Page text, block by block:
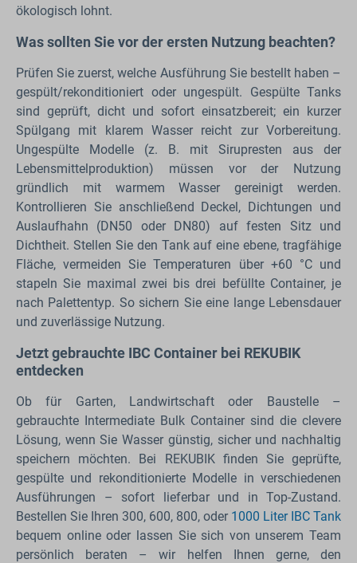
ökologisch lohnt.
Was sollten Sie vor der ersten Nutzung beachten?
Prüfen Sie zuerst, welche Ausführung Sie bestellt haben –
gespült/rekonditioniert oder ungespült. Gespülte Tanks
sind geprüft, dicht und sofort einsatzbereit; ein kurzer
Spülgang mit klarem Wasser reicht zur Vorbereitung.
Ungespülte Modelle (z. B. mit Sirupresten aus der
Lebensmittelproduktion) müssen vor der Nutzung
gründlich mit warmem Wasser gereinigt werden.
Kontrollieren Sie anschließend Deckel, Dichtungen und
Auslaufhahn (DN50 oder DN80) auf festen Sitz und
Dichtheit. Stellen Sie den Tank auf eine ebene, tragfähige
Fläche, vermeiden Sie Temperaturen über +60 °C und
stapeln Sie maximal zwei bis drei befüllte Container, je
nach Palettentyp. So sichern Sie eine lange Lebensdauer
und zuverlässige Nutzung.
Jetzt gebrauchte IBC Container bei REKUBIK
entdecken
Ob für Garten, Landwirtschaft oder Baustelle –
gebrauchte Intermediate Bulk Container sind die clevere
Lösung, wenn Sie Wasser günstig, sicher und nachhaltig
speichern möchten. Bei REKUBIK finden Sie geprüfte,
gespülte und rekonditionierte Modelle in verschiedenen
Ausführungen – sofort lieferbar und in Top-Zustand.
Bestellen Sie Ihren 300, 600, 800, oder 1000 Liter IBC Tank
bequem online oder lassen Sie sich von unserem Team
persönlich beraten – wir helfen Ihnen gerne, den